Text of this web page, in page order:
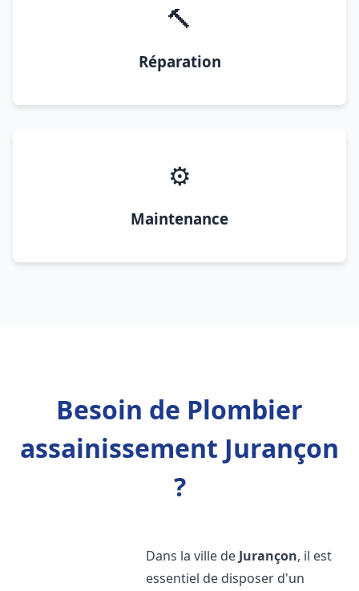
🔨
Réparation
⚙️
Maintenance
Besoin de Plombier
assainissement Jurançon
?
Dans la ville de Jurançon, il est
essentiel de disposer d'un